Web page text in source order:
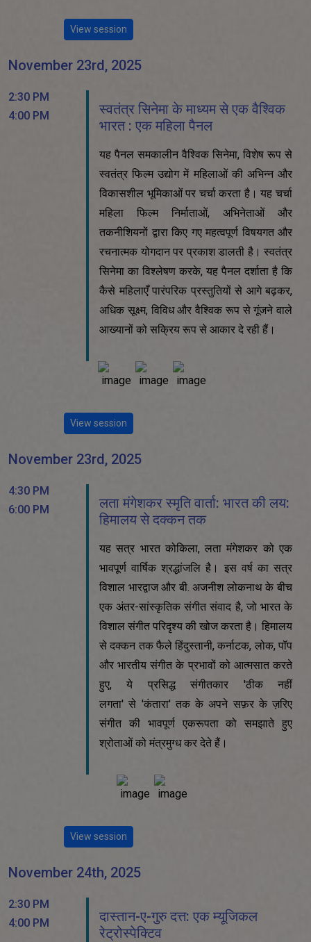
View session
November 23rd, 2025
2:30 PM
4:00 PM
स्वतंत्र सिनेमा के माध्यम से एक वैश्विक
भारत : एक महिला पैनल
यह पैनल समकालीन वैश्विक सिनेमा, विशेष रूप से
स्वतंत्र फिल्म उद्योग में महिलाओं की अभिन्न और
विकासशील भूमिकाओं पर चर्चा करता है। यह चर्चा
महिला फिल्म निर्माताओं, अभिनेताओं और
तकनीशियनों द्वारा किए गए महत्वपूर्ण विषयगत और
रचनात्मक योगदान पर प्रकाश डालती है। स्वतंत्र
सिनेमा का विश्लेषण करके, यह पैनल दर्शाता है कि
कैसे महिलाएँ पारंपरिक प्रस्तुतियों से आगे बढ़कर,
अधिक सूक्ष्म, विविध और वैश्विक रूप से गूंजने वाले
आख्यानों को सक्रिय रूप से आकार दे रही हैं।
View session
November 23rd, 2025
4:30 PM
6:00 PM
लता मंगेशकर स्मृति वार्ता: भारत की लय:
हिमालय से दक्कन तक
यह सत्र भारत कोकिला, लता मंगेशकर को एक
भावपूर्ण वार्षिक श्रद्धांजलि है। इस वर्ष का सत्र
विशाल भारद्वाज और बी. अजनीश लोकनाथ के बीच
एक अंतर-सांस्कृतिक संगीत संवाद है, जो भारत के
विशाल संगीत परिदृश्य की खोज करता है। हिमालय
से दक्कन तक फैले हिंदुस्तानी, कर्नाटक, लोक, पॉप
और भारतीय संगीत के प्रभावों को आत्मसात करते
हुए, ये प्रसिद्ध संगीतकार 'ठीक नहीं
लगता' से 'कंतारा' तक के अपने सफ़र के ज़रिए
संगीत की भावपूर्ण एकरूपता को समझाते हुए
श्रोताओं को मंत्रमुग्ध कर देते हैं।
View session
November 24th, 2025
2:30 PM
4:00 PM
दास्तान-ए-गुरु दत्त: एक म्यूजिकल
रेट्रोस्पेक्टिव